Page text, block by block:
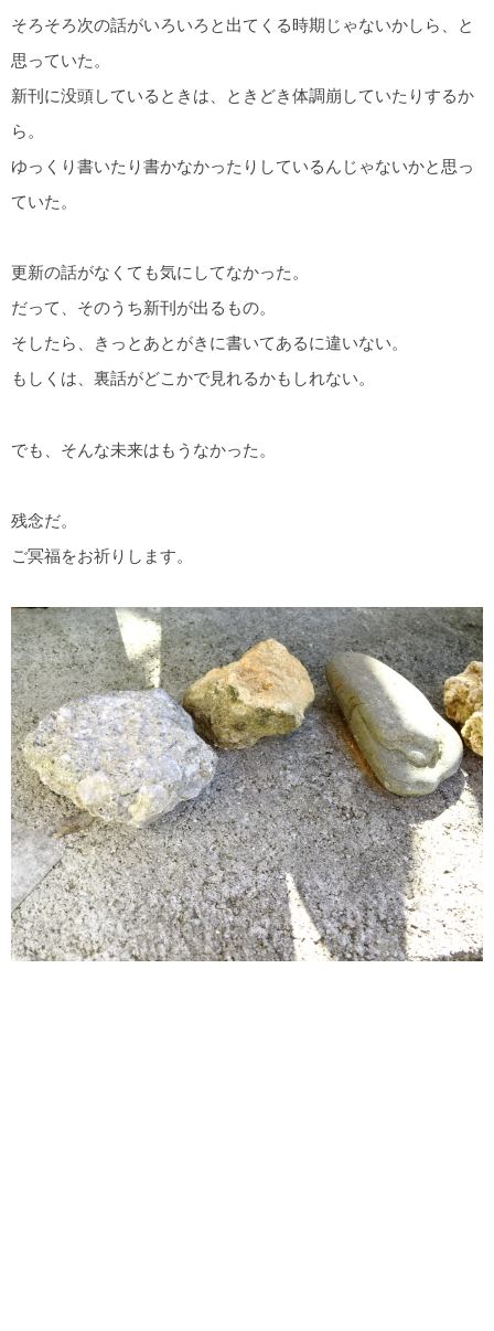
そろそろ次の話がいろいろと出てくる時期じゃないかしら、と
思っていた。
新刊に没頭しているときは、ときどき体調崩していたりするか
ら。
ゆっくり書いたり書かなかったりしているんじゃないかと思っ
ていた。
更新の話がなくても気にしてなかった。
だって、そのうち新刊が出るもの。
そしたら、きっとあとがきに書いてあるに違いない。
もしくは、裏話がどこかで見れるかもしれない。
でも、そんな未来はもうなかった。
残念だ。
ご冥福をお祈りします。